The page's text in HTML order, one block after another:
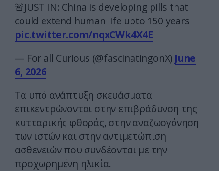
🚨JUST IN: China is developing pills that
could extend human life upto 150 years
pic.twitter.com/nqxCWk4X4E
— For all Curious (@fascinatingonX) June
6, 2026
Τα υπό ανάπτυξη σκευάσματα
επικεντρώνονται στην επιβράδυνση της
κυτταρικής φθοράς, στην αναζωογόνηση
των ιστών και στην αντιμετώπιση
ασθενειών που συνδέονται με την
προχωρημένη ηλικία.